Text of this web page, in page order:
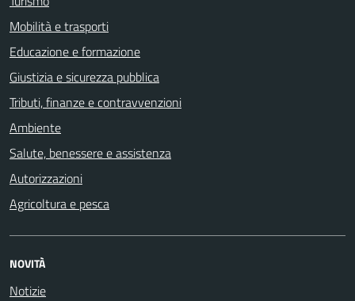
Mobilità e trasporti
Educazione e formazione
Giustizia e sicurezza pubblica
Tributi, finanze e contravvenzioni
Ambiente
Salute, benessere e assistenza
Autorizzazioni
Agricoltura e pesca
NOVITÀ
Notizie